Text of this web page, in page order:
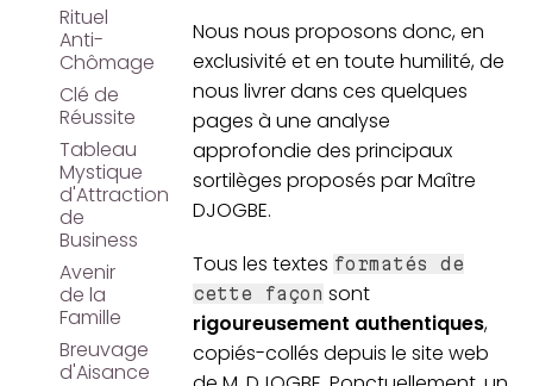
Rituel
Anti-
Chômage
Clé de
Réussite
Tableau
Mystique
d'Attraction
de
Business
Avenir
de la
Famille
Breuvage
d'Aisance
Nous nous proposons donc, en
exclusivité et en toute humilité, de
nous livrer dans ces quelques
pages à une analyse
approfondie des principaux
sortilèges proposés par Maître
DJOGBE.
Tous les textes formatés de
cette façon sont
rigoureusement authentiques,
copiés-collés depuis le site web